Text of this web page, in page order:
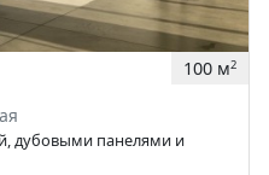
100 м2
дубовыми панелями и